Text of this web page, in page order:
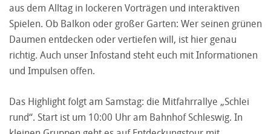
aus dem Alltag in lockeren Vorträgen und interaktiven
Spielen. Ob Balkon oder großer Garten: Wer seinen grünen
Daumen entdecken oder vertiefen will, ist hier genau
richtig. Auch unser Infostand steht euch mit Informationen
und Impulsen offen.
Das Highlight folgt am Samstag: die Mitfahrrallye „Schlei
rund“. Start ist um 10:00 Uhr am Bahnhof Schleswig. In